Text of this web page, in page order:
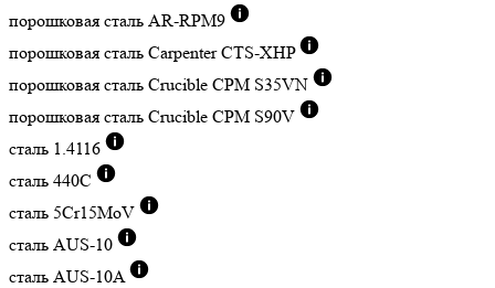
порошковая сталь AR-RPM9
порошковая сталь Carpenter CTS-XHP
порошковая сталь Crucible CPM S35VN
порошковая сталь Crucible CPM S90V
сталь 1.4116
сталь 440C
сталь 5Cr15MoV
сталь AUS-10
сталь AUS-10A